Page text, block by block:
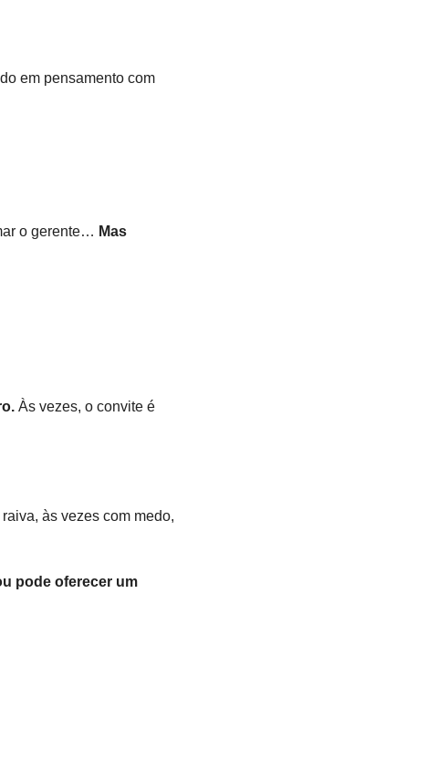
em pensamento com
o gerente… Mas
Às vezes, o convite é
às vezes com medo,
pode oferecer um